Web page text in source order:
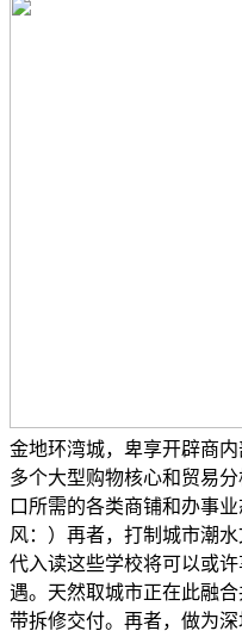
金地环湾城，卑享开辟商
多个大型购物核心和贸易
口所需的各类商铺和办事
风：）再者，打制城市潮
代入读这些学校将可以或
遇。天然取城市正在此融
带拆修交付。再者，做为